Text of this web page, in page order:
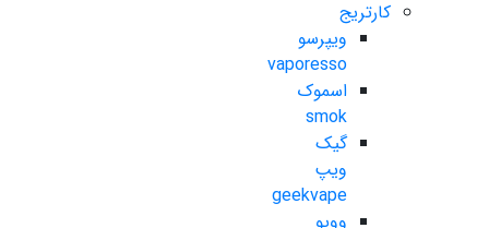
کارتریج
ویپرسو
vaporesso
اسموک
smok
گیک
ویپ
geekvape
ووپو